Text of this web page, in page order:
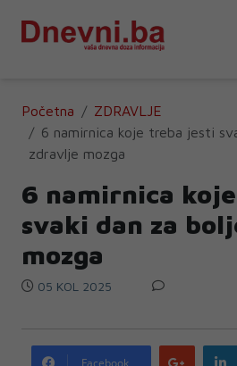
Početna
ZDRAVLJE
6 namirnica koje treba jesti
zdravlje mozga
6 namirnica
svaki dan za
mozga
05 KOL 2025
Facebook
Google